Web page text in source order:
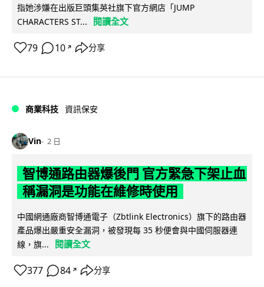
指她涉嫌在出版巨頭集英社旗下官方網店「JUMP
CHARACTERS ST...
閱讀全文
79 10 ↗ 分享
商業科技 資訊保安
Vin 2 日
智博通路由器爆後門 官方緊急下架止血
稱漏洞是功能在維修時使用
中國網通廠商智博通電子（Zbtlink Electronics）旗下的路由器
產品爆出嚴重安全漏洞，被發現每 35 秒便會與中國伺服器連
線，旗...
閱讀全文
377 84 ↗ 分享